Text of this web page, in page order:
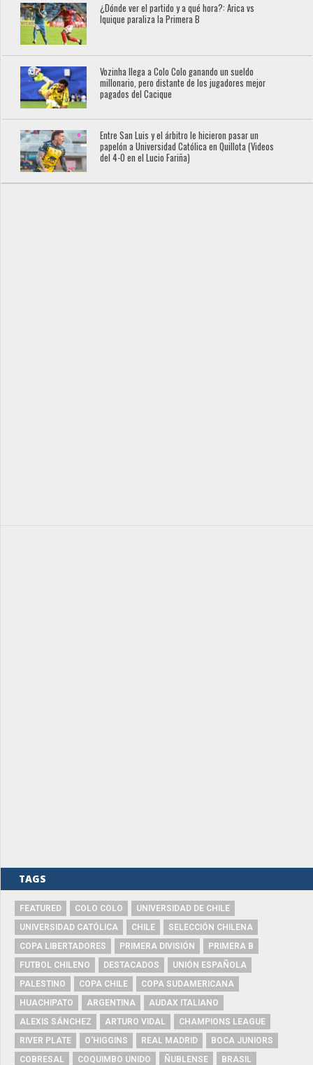
¿Dónde ver el partido y a qué hora?: Arica vs
Iquique paraliza la Primera B
Vozinha llega a Colo Colo ganando un sueldo
millonario, pero distante de los jugadores mejor
pagados del Cacique
Entre San Luis y el árbitro le hicieron pasar un
papelón a Universidad Católica en Quillota (Videos
del 4-0 en el Lucio Fariña)
TAGS
FEATURED COLO COLO
UNIVERSIDAD DE CHILE
UNIVERSIDAD CATÓLICA
CHILE
SELECCIÓN CHILENA
COPA LIBERTADORES
PRIMERA DIVISIÓN
PRIMERA B
FUTBOL CHILENO
DESTACADOS
UNIÓN ESPAÑOLA
PALESTINO
COPA CHILE
COPA SUDAMERICANA
HUACHIPATO
ARGENTINA
AUDAX ITALIANO
ALEXIS SÁNCHEZ
ARTURO VIDAL
CHAMPIONS LEAGUE
RIVER PLATE
O'HIGGINS REAL MADRID
BOCA JUNIORS
COBRESAL
COQUIMBO UNIDO ÑUBLENSE
BRASIL